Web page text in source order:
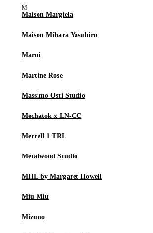
Maison Margiela
Maison Mihara Yasuhiro
Marni
Martine Rose
Massimo Osti Studio
Mechatok x LN-CC
Merrell 1 TRL
Metalwood Studio
MHL by Margaret Howell
Miu Miu
Mizuno